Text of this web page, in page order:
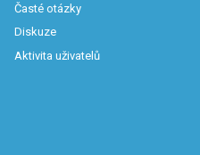
Časté otázky
Diskuze
Aktivita uživatelů